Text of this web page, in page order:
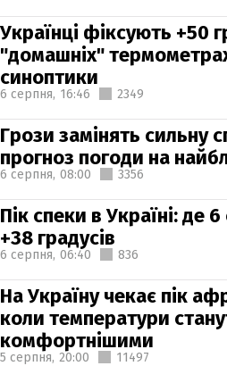
Українці фіксують +50
"домашніх"
синоптики
6 серпня, 16:46 2349
Грози замінять сильну
прогноз погоди на
6 серпня, 08:00 3356
Пік спеки в Україні: де
+38 градусів
6 серпня, 06:40 836
На Україну чекає пік
коли температури
комфортнішими
5 серпня, 20:00 11497